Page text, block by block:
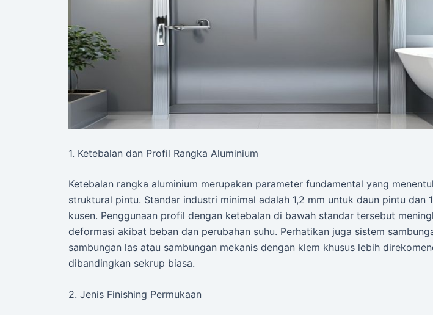
1. Ketebalan dan Profil Rangka Aluminium
Ketebalan rangka aluminium merupakan parameter fundamental yang
struktural pintu. Standar industri minimal adalah 1,2 mm untuk daun pintu dan
kusen. Penggunaan profil dengan ketebalan di bawah standar tersebut
deformasi akibat beban dan perubahan suhu. Perhatikan juga sistem
sambungan las atau sambungan mekanis dengan klem khusus lebih
dibandingkan sekrup biasa.
2. Jenis Finishing Permukaan